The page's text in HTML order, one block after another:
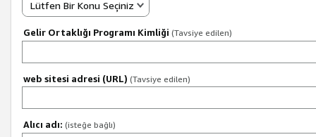
Lütfen Bir Konu Seçiniz
Gelir Ortaklığı Programı Kimliği (Tavsiye edilen)
web sitesi adresi (URL) (Tavsiye edilen)
Alıcı adı: (isteğe bağlı)